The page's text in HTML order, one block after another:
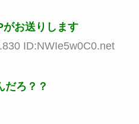
お送りします
ID:NWIe5w0C0.net
だろ？？